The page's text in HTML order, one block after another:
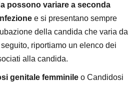
possono variare a seconda
e si presentano sempre
della candida che varia da
riportiamo un elenco dei
alla candida.
genitale femminile o Candidosi